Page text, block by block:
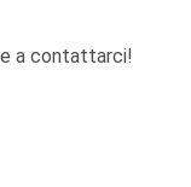
a contattarci!